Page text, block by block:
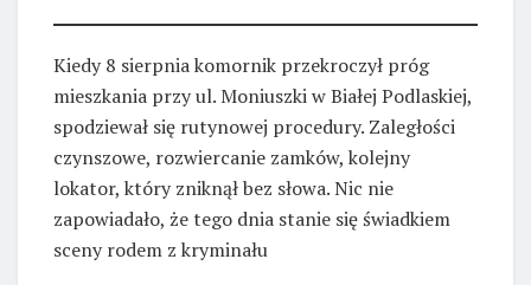
Kiedy 8 sierpnia komornik przekroczył próg
mieszkania przy ul. Moniuszki w Białej Podlaskiej,
spodziewał się rutynowej procedury. Zaległości
czynszowe, rozwiercanie zamków, kolejny
lokator, który zniknął bez słowa. Nic nie
zapowiadało, że tego dnia stanie się świadkiem
sceny rodem z kryminału